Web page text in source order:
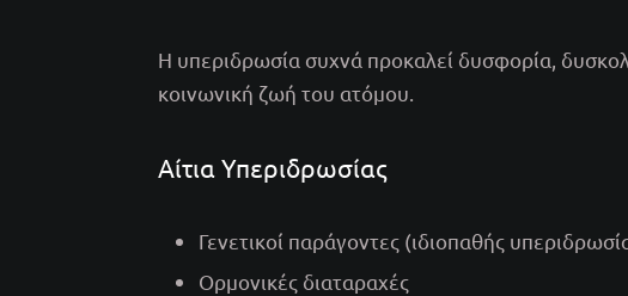
Η υπεριδρωσία συχνά προκαλεί δυσφορία,
κοινωνική ζωή του ατόμου.
Αίτια Υπεριδρωσίας
Γενετικοί παράγοντες (ιδιοπαθής
Ορμονικές διαταραχές